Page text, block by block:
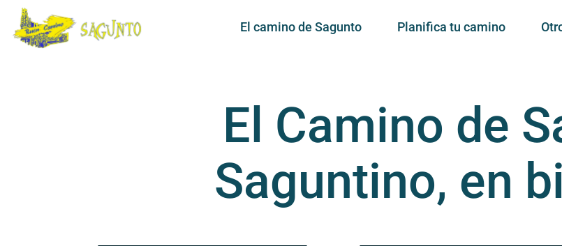
El camino de Sagunto Planifica tu camino
El Camino de
Saguntino, en